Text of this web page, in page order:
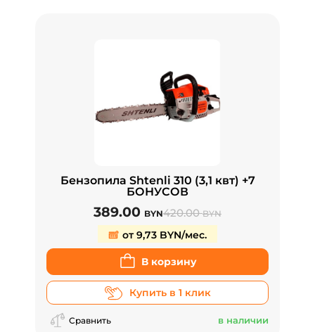
Бензопила Shtenli 310 (3,1 квт) +7
БОНУСОВ
389.00 BYN420.00BYN
от 9,73 BYN/мес.
В корзину
Купить в 1 клик
Сравнить в наличии